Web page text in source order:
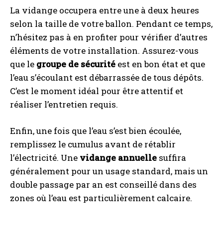
La vidange occupera entre une à deux heures
selon la taille de votre ballon. Pendant ce temps,
n’hésitez pas à en profiter pour vérifier d’autres
éléments de votre installation. Assurez-vous
que le groupe de sécurité est en bon état et que
l’eau s’écoulant est débarrassée de tous dépôts.
C’est le moment idéal pour être attentif et
réaliser l’entretien requis.
Enfin, une fois que l’eau s’est bien écoulée,
remplissez le cumulus avant de rétablir
l’électricité. Une vidange annuelle suffira
généralement pour un usage standard, mais un
double passage par an est conseillé dans des
zones où l’eau est particulièrement calcaire.